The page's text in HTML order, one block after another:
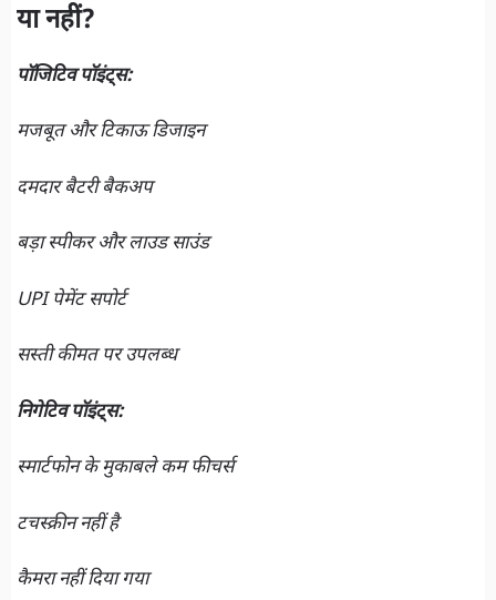
या नहीं?
पॉजिटिव पॉइंट्स:
मजबूत और टिकाऊ डिजाइन
दमदार बैटरी बैकअप
बड़ा स्पीकर और लाउड साउंड
UPI पेमेंट सपोर्ट
सस्ती कीमत पर उपलब्ध
निगेटिव पॉइंट्स:
स्मार्टफोन के मुकाबले कम फीचर्स
टचस्क्रीन नहीं है
कैमरा नहीं दिया गया